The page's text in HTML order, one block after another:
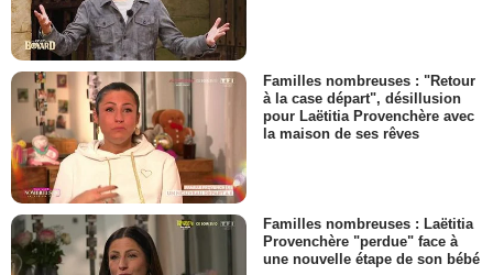
Familles nombreuses : "Retour
à la case départ", désillusion
pour Laëtitia Provenchère avec
la maison de ses rêves
Familles nombreuses : Laëtitia
Provenchère "perdue" face à
une nouvelle étape de son bébé